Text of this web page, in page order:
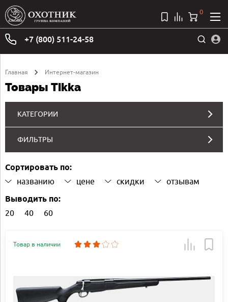
+7 (800) 511-24-58
0
Главная Интернет-магазин
Товары Tikka
КАТЕГОРИИ
ФИЛЬТРЫ
Сортировать по:
названию цене скидки отзывам
Выводить по:
20 40 60
Товар в наличии